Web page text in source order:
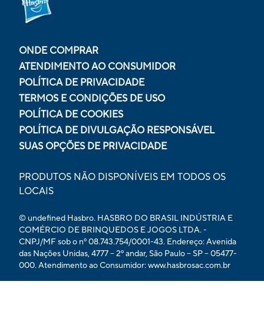
ONDE COMPRAR
ATENDIMENTO AO CONSUMIDOR
POLÍTICA DE PRIVACIDADE
TERMOS E CONDIÇÕES DE USO
POLÍTICA DE COOKIES
POLÍTICA DE DIVULGAÇÃO RESPONSÁVEL
SUAS OPÇÕES DE PRIVACIDADE
PRODUTOS NÃO DISPONÍVEIS EM TODOS OS
LOCAIS
© undefined Hasbro. HASBRO DO BRASIL INDÚSTRIA E
COMÉRCIO DE BRINQUEDOS E JOGOS LTDA. -
CNPJ/MF sob o nº 08.743.754/0001-43. Endereço: Avenida
das Nações Unidas, 4777 – 2º andar, São Paulo – SP – 05477-
000. Atendimento ao Consumidor: www.hasbrosac.com.br